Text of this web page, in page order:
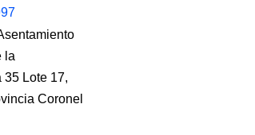
la
35 Lote 17,
Coronel